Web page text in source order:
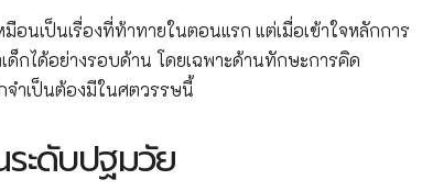
นเป็นเรื่องที่ท้าทายในตอนแรก แต่เมื่อเข้าใจหลักการ
กได้อย่างรอบด้าน โดยเฉพาะด้านทักษะการคิด
จำเป็นต้องมีในศตวรรษนี้
ะดับปฐมวัย